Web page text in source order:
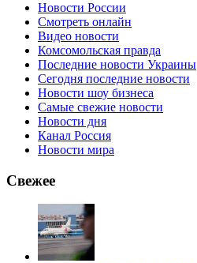
Новости России
Смотреть онлайн
Видео новости
Комсомольская правда
Последние новости Украины
Сегодня последние новости
Новости шоу бизнеса
Самые свежие новости
Новости дня
Канал Россия
Новости мира
Свежее